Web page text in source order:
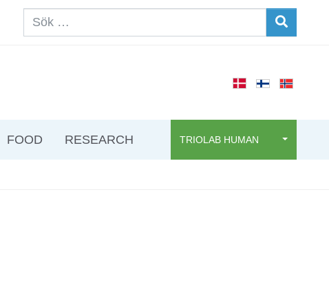
FOOD RESEARCH TRIOLAB HUMAN